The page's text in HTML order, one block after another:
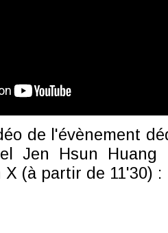
de l'évènement
Jen Hsun Huang
(à partir de 11'30) :